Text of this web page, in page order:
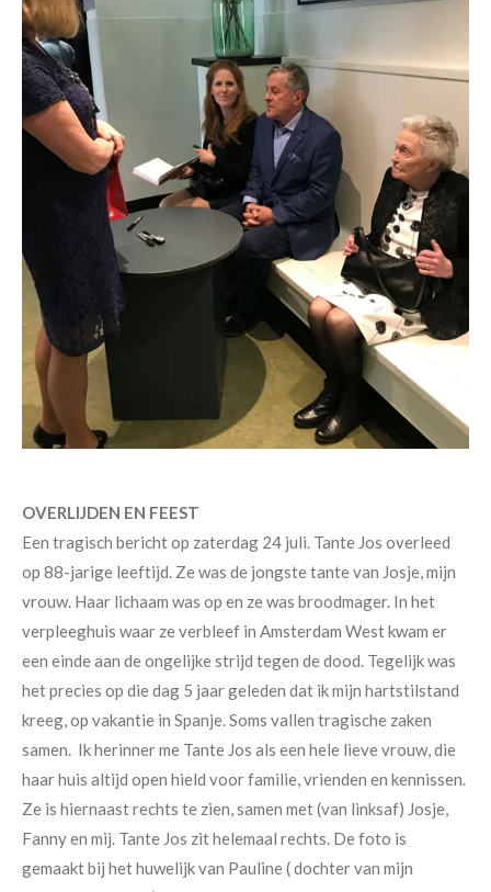
OVERLIJDEN EN FEEST
Een tragisch bericht op zaterdag 24 juli. Tante Jos overleed
op 88-jarige leeftijd. Ze was de jongste tante van Josje, mijn
vrouw. Haar lichaam was op en ze was broodmager. In het
verpleeghuis waar ze verbleef in Amsterdam West kwam er
een einde aan de ongelijke strijd tegen de dood. Tegelijk was
het precies op die dag 5 jaar geleden dat ik mijn hartstilstand
kreeg, op vakantie in Spanje. Soms vallen tragische zaken
samen. Ik herinner me Tante Jos als een hele lieve vrouw, die
haar huis altijd open hield voor familie, vrienden en kennissen.
Ze is hiernaast rechts te zien, samen met (van linksaf) Josje,
Fanny en mij. Tante Jos zit helemaal rechts. De foto is
gemaakt bij het huwelijk van Pauline ( dochter van mijn